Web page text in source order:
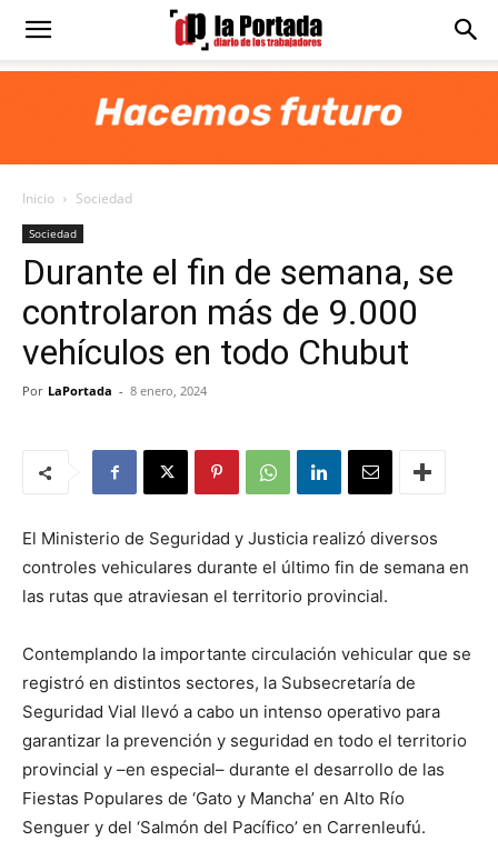
Diario
Portada
Inicio Sociedad
Sociedad
Durante el fin de semana, se
controlaron más de 9.000
vehículos en todo Chubut
Por LaPortada - 8 enero, 2024
El Ministerio de Seguridad y Justicia realizó diversos
controles vehiculares durante el último fin de semana en
las rutas que atraviesan el territorio provincial.
Contemplando la importante circulación vehicular que se
registró en distintos sectores, la Subsecretaría de
Seguridad Vial llevó a cabo un intenso operativo para
garantizar la prevención y seguridad en todo el territorio
provincial y –en especial– durante el desarrollo de las
Fiestas Populares de ‘Gato y Mancha’ en Alto Río
Senguer y del ‘Salmón del Pacífico’ en Carrenleufú.